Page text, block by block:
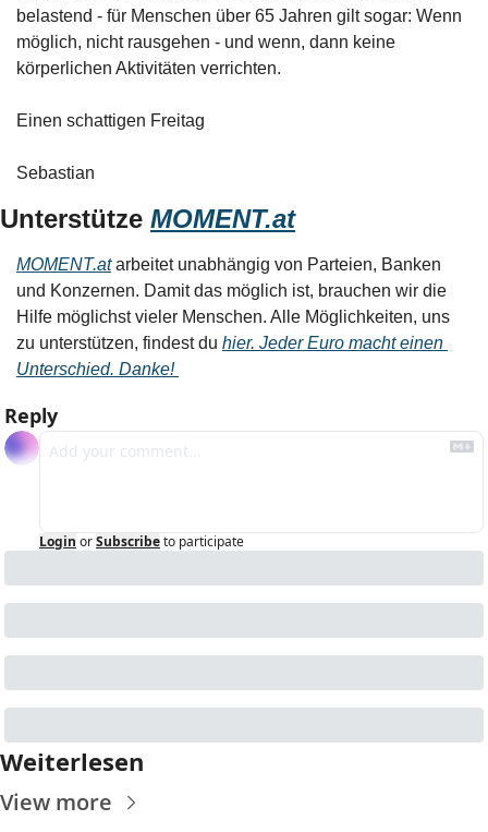
belastend - für Menschen über 65 Jahren gilt sogar: Wenn
möglich, nicht rausgehen - und wenn, dann keine
körperlichen Aktivitäten verrichten.
Einen schattigen Freitag
Sebastian
Unterstütze MOMENT.at
MOMENT.at arbeitet unabhängig von Parteien, Banken
und Konzernen. Damit das möglich ist, brauchen wir die
Hilfe möglichst vieler Menschen. Alle Möglichkeiten, uns
zu unterstützen, findest du hier. Jeder Euro macht einen
Unterschied. Danke!
Reply
Login orSubscribeto participate
Weiterlesen
View more